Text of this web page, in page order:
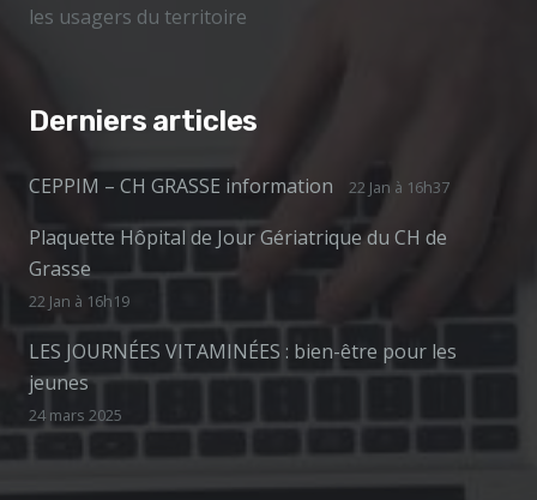
les usagers du territoire
Derniers articles
CEPPIM – CH GRASSE information 22 Jan à 16h37
Plaquette Hôpital de Jour Gériatrique du CH de
Grasse
22 Jan à 16h19
LES JOURNÉES VITAMINÉES : bien-être pour les
jeunes
24 mars 2025